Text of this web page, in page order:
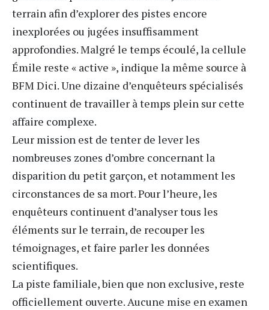
terrain afin d’explorer des pistes encore
inexplorées ou jugées insuffisamment
approfondies. Malgré le temps écoulé, la cellule
Émile reste « active », indique la même source à
BFM Dici. Une dizaine d’enquêteurs spécialisés
continuent de travailler à temps plein sur cette
affaire complexe.
Leur mission est de tenter de lever les
nombreuses zones d’ombre concernant la
disparition du petit garçon, et notammentles
circonstances de sa mort. Pour l’heure, les
enquêteurs continuent d’analyser tous les
éléments sur le terrain, de recouper les
témoignages, et faire parler les données
scientifiques.
La piste familiale, bien que non exclusive, reste
officiellement ouverte. Aucune mise en examen